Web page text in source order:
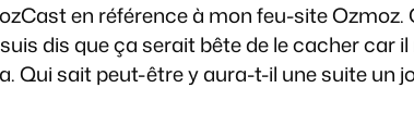
en référence à mon feu-site
dis que ça serait bête de le cacher car
Qui sait peut-être y aura-t-il une suite un